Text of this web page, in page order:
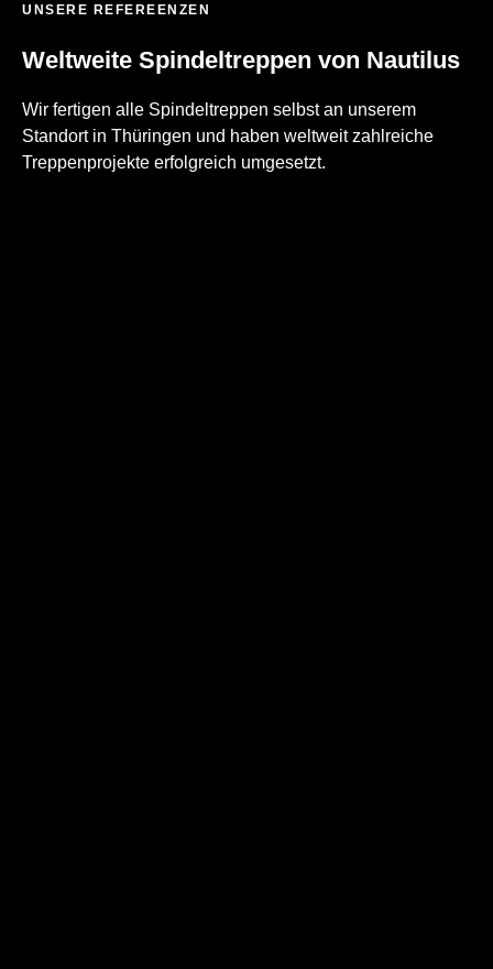
UNSERE REFEREENZEN
Weltweite Spindeltreppen von Nautilus
Wir fertigen alle Spindeltreppen selbst an unserem
Standort in Thüringen und haben weltweit zahlreiche
Treppenprojekte erfolgreich umgesetzt.